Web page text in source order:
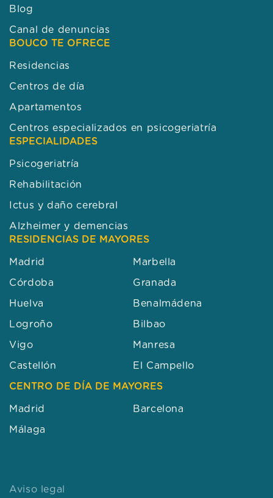
Blog
Canal de denuncias
BOUCO TE OFRECE
Residencias
Centros de día
Apartamentos
Centros especializados en psicogeriatría
ESPECIALIDADES
Psicogeriatría
Rehabilitación
Ictus y daño cerebral
Alzheimer y demencias
RESIDENCIAS DE MAYORES
Madrid Marbella
Córdoba Granada
Huelva Benalmádena
Logroño Bilbao
Vigo Manresa
Castellón El Campello
CENTRO DE DÍA DE MAYORES
Madrid Barcelona
Málaga
Aviso legal